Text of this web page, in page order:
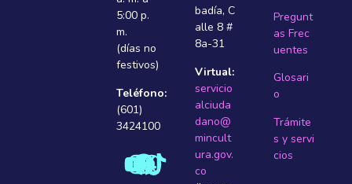
5:00 p.
m.
(días no
festivos)
Teléfono:
(601)
3424100
badí­a, C
alle 8 #
8a-31
Virtual:
servicio
alciuda
dano@
mincult
ura.gov.
co
Pregunt
as Frec
uentes
Glosari
o
Trámite
s y servi
cios